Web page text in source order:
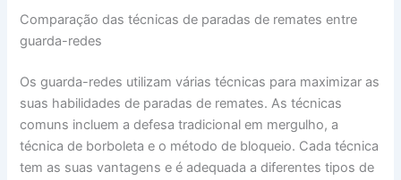
Comparação das técnicas de paradas de remates entre
guarda-redes
Os guarda-redes utilizam várias técnicas para maximizar as
suas habilidades de paradas de remates. As técnicas
comuns incluem a defesa tradicional em mergulho, a
técnica de borboleta e o método de bloqueio. Cada técnica
tem as suas vantagens e é adequada a diferentes tipos de